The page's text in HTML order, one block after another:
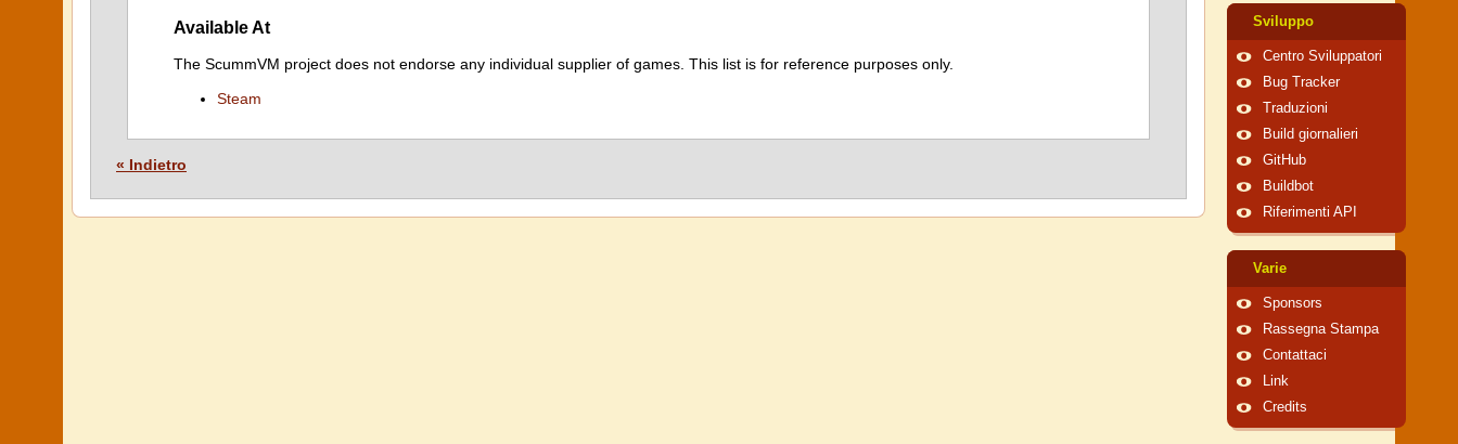
Available At
The ScummVM project does not endorse any individual supplier of games. This list is for reference purposes only.
Steam
« Indietro
Sviluppo
Centro Sviluppatori
Bug Tracker
Traduzioni
Build giornalieri
GitHub
Buildbot
Riferimenti API
Varie
Sponsors
Rassegna Stampa
Contattaci
Link
Credits